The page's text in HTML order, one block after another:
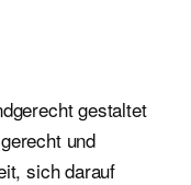
gestaltet
und
sich darauf